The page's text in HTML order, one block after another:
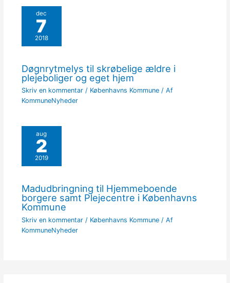
dec
7
2018
Døgnrytmelys til skrøbelige ældre i
plejeboliger og eget hjem
Skriv en kommentar / Københavns Kommune/ Af
KommuneNyheder
aug
2
2019
Madudbringning til Hjemmeboende
borgere samt Plejecentre i Københavns
Kommune
Skriv en kommentar / Københavns Kommune/ Af
KommuneNyheder